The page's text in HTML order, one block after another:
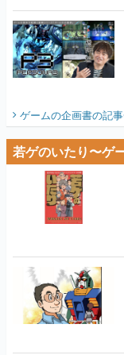
ゲームの企画書の記
若ゲのいたり〜ゲ